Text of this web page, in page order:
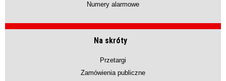
Numery alarmowe
Na skróty
Przetargi
Zamówienia publiczne